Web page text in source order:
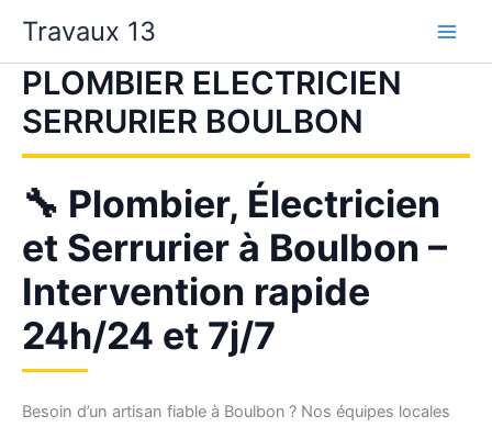
contenu
Travaux 13
PLOMBIER ELECTRICIEN
SERRURIER BOULBON
🔧 Plombier, Électricien
et Serrurier à Boulbon –
Intervention rapide
24h/24 et 7j/7
Besoin d’un artisan fiable à Boulbon ? Nos équipes locales